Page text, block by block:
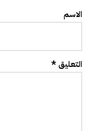
الاسم
التعليق *